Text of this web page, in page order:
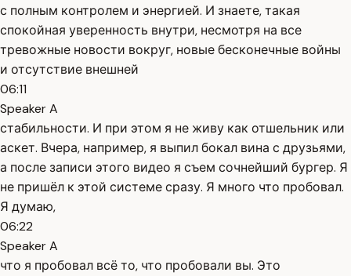
с полным контролем и энергией. И знаете, такая
спокойная уверенность внутри, несмотря на все
тревожные новости вокруг, новые бесконечные войны
и отсутствие внешней
06:11
Speaker A
стабильности. И при этом я не живу как отшельник или
аскет. Вчера, например, я выпил бокал вина с друзьями,
а после записи этого видео я съем сочнейший бургер. Я
не пришёл к этой системе сразу. Я много что пробовал.
Я думаю,
06:22
Speaker A
что я пробовал всё то, что пробовали вы. Это